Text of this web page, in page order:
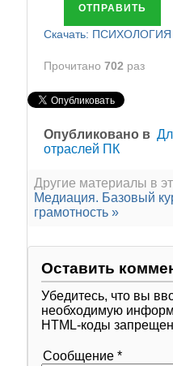
ОТПРАВИТЬ
Скачать: ПСИХОЛОГИЯ
Прочитано 702 раз
Опубликовано в
отраслей ПК
Другие материалы в
Медиация. Базовый
грамотность »
Оставить
Убедитесь, что вы
необходимую
HTML-коды
Сообщение *